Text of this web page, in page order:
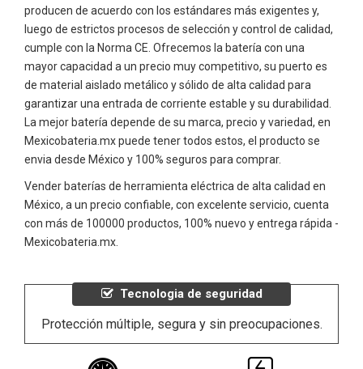
producen de acuerdo con los estándares más exigentes y,
luego de estrictos procesos de selección y control de calidad,
cumple con la Norma CE. Ofrecemos la batería con una
mayor capacidad a un precio muy competitivo, su puerto es
de material aislado metálico y sólido de alta calidad para
garantizar una entrada de corriente estable y su durabilidad.
La mejor batería depende de su marca, precio y variedad, en
Mexicobateria.mx puede tener todos estos, el producto se
envia desde México y 100% seguros para comprar.
Vender baterías de herramienta eléctrica de alta calidad en
México, a un precio confiable, con excelente servicio, cuenta
con más de 100000 productos, 100% nuevo y entrega rápida -
Mexicobateria.mx.
Tecnologia de seguridad
Protección múltiple, segura y sin preocupaciones.